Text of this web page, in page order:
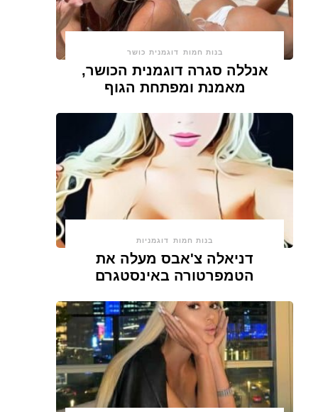
בנות חמות דוגמנית כושר
אנללה סגרה דוגמנית הכושר,
מאמנת ומפתחת הגוף
בנות חמות דוגמניות
דניאלה צ'אבס מעלה את
הטמפרטורה באינסטגרם